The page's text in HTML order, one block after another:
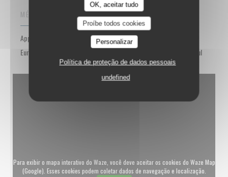
OK, aceitar tudo
Proíbe todos cookies
Personalizar
Política de proteção de dados pessoais
undefined
MÉTODOS DE PAGAMENTO
Apple Pay, Ticket Restaurante, Pagamento sem contato,
Eurocard/Mastercard, Dinheiro, Visa, American Express, Cartão Azul
Para exibir o mapa interativo do Waze, você deve aceitar os cookies do Waze Map
(Google). Esses cookies podem coletar dados de navegação e localização.